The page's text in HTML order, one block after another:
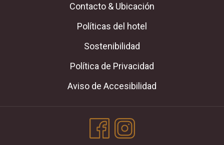
Contacto & Ubicación
Políticas del hotel
Sostenibilidad
Política de Privacidad
Aviso de Accesibilidad